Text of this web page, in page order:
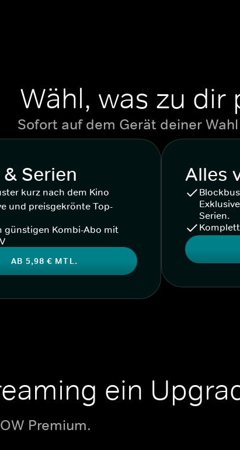
Wähl, was zu dir
Sofort auf dem Gerät deiner
Serien
kurz nach dem Kino
und preisgekrönte Top-
günstigen Kombi-Abo mit
AB 5,98 € MTL.
Alles
Serien.
ein
Premium.